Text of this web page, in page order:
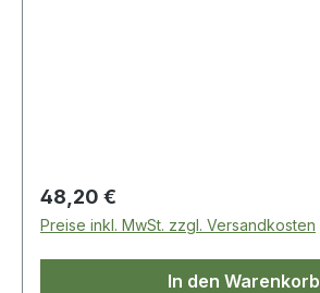
Regulärer Preis:
48,20 €
Preise inkl. MwSt. zzgl. Versandkosten
In den Warenkorb